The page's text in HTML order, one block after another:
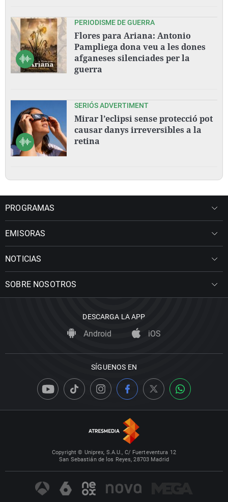
PERIODISME DE GUERRA
Flores para Ariana: Antonio
Pampliega dona veu a les dones
afganeses silenciades per la
guerra
SERIÓS ADVERTIMENT
Mirar l’eclipsi sense protecció pot
causar danys irreversibles a la
retina
PROGRAMAS
EMISORAS
NOTICIAS
SOBRE NOSOTROS
DESCARGA LA APP
Android iOS
SÍGUENOS EN
Copyright © Uniprex, S.A.U., C/ Fuerteventura 12
San Sebastián de los Reyes, 28703 Madrid